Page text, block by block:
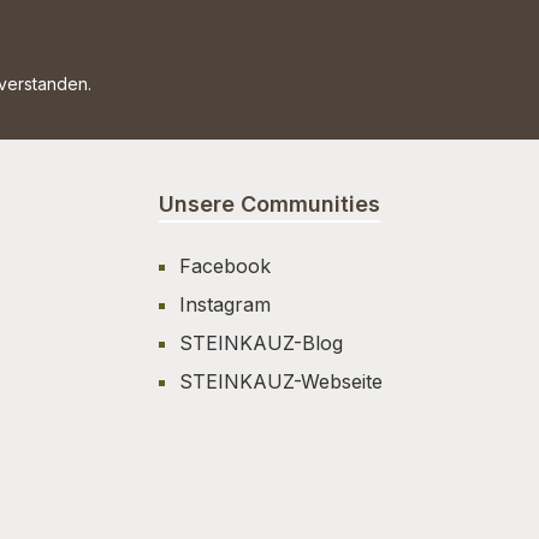
Unsere Communities
Facebook
Instagram
STEINKAUZ-Blog
STEINKAUZ-Webseite